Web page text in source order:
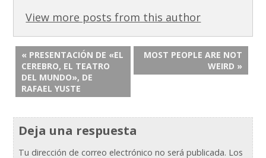
View more posts from this author
« PRESENTACIÓN DE «EL
CEREBRO, EL TEATRO
DEL MUNDO», DE
RAFAEL YUSTE
MOST PEOPLE ARE NOT
WEIRD »
Deja una respuesta
Tu dirección de correo electrónico no será publicada. Los